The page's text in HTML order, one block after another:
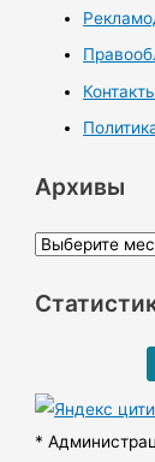
Архивы
А
х
ы
*